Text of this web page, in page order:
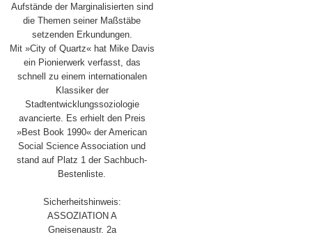
Aufstände der Marginalisierten sind
die Themen seiner Maßstäbe
setzenden Erkundungen.
Mit »City of Quartz« hat Mike Davis
ein Pionierwerk verfasst, das
schnell zu einem internationalen
Klassiker der
Stadtentwicklungssoziologie
avancierte. Es erhielt den Preis
»Best Book 1990« der American
Social Science Association und
stand auf Platz 1 der Sachbuch-
Bestenliste.
Sicherheitshinweis:
ASSOZIATION A
Gneisenaustr. 2a